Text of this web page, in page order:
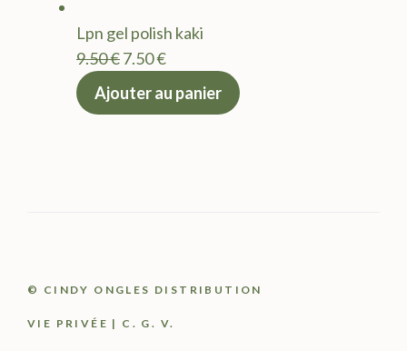
9.50 €.7.50 €.
Lpn gel polish kaki
9.50€Le
prix
7.50€Le
actuel
Ajouter au panier
© CINDY ONGLES DISTRIBUTION
VIE PRIVÉE | C. G. V.